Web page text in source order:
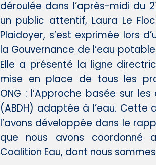
déroulée dans l’après-midi du
un public attentif, Laura Le
Plaidoyer, s’est exprimée lors
la Gouvernance de l’eau
Elle a présenté la ligne
mise en place de tous les
ONG : l’Approche basée sur
(ABDH) adaptée à l’eau. Cette
l’avons développée dans le
que nous avons coordonné
Coalition Eau, dont nous